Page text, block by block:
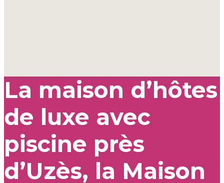
La maison d’hôtes
de luxe avec
piscine près
d’Uzès, la Maison